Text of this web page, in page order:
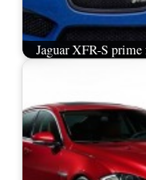
Jaguar XFR-S